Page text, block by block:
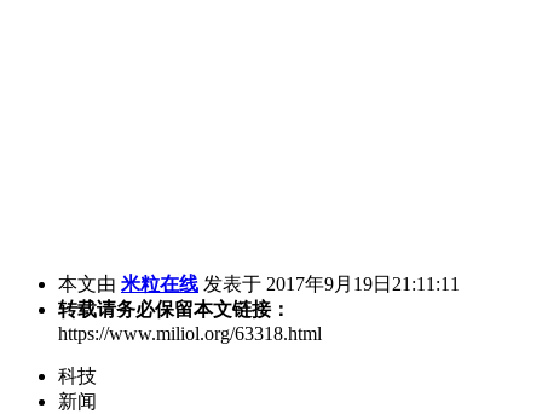
本文由 米粒在线 发表于 2017年9月19日21:11:11
转载请务必保留本文链接：
https://www.miliol.org/63318.html
科技
新闻